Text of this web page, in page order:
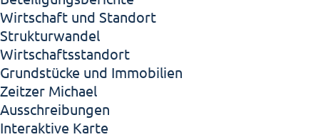
Wirtschaft und Standort
Strukturwandel
Wirtschaftsstandort
Grundstücke und Immobilien
Zeitzer Michael
Ausschreibungen
Interaktive Karte